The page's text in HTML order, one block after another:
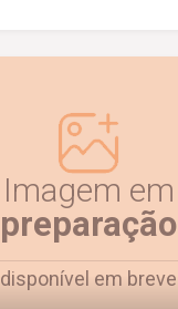
Imagem em
preparação
disponível em breve